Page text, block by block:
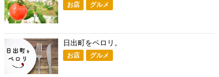
お店 グルメ
日出町をペロリ。
お店 グルメ